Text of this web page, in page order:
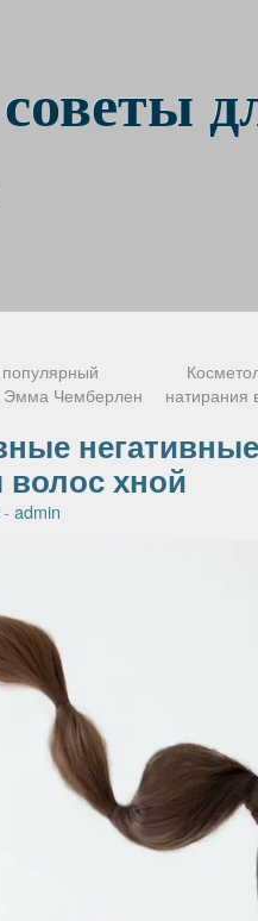
Эмма Чемберлен
натирания
хной
- admin